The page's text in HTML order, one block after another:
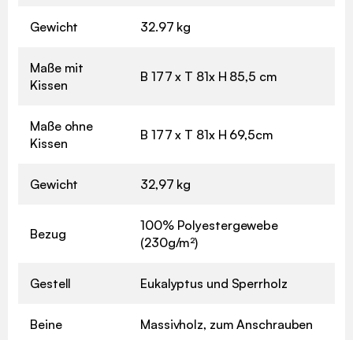
Gewicht 32.97 kg
Maße mit
Kissen
B 177 x T 81x H 85,5 cm
Maße ohne
Kissen
B 177 x T 81x H 69,5cm
Gewicht 32,97 kg
Bezug
100% Polyestergewebe
(230g/m²)
Gestell Eukalyptus und Sperrholz
Beine Massivholz, zum Anschrauben